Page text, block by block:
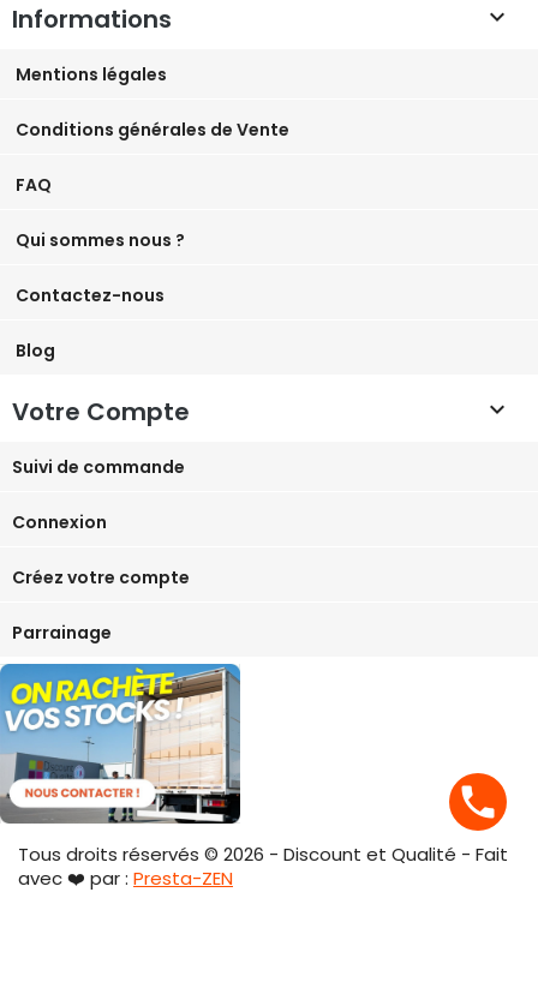
Informations 
Mentions légales
Conditions générales de Vente
FAQ
Qui sommes nous ?
Contactez-nous
Blog
Votre Compte 
Suivi de commande
Connexion
Créez votre compte
Parrainage
Tous droits réservés © 2026 - Discount et Qualité - Fait
avec ❤️ par : Presta-ZEN
phone